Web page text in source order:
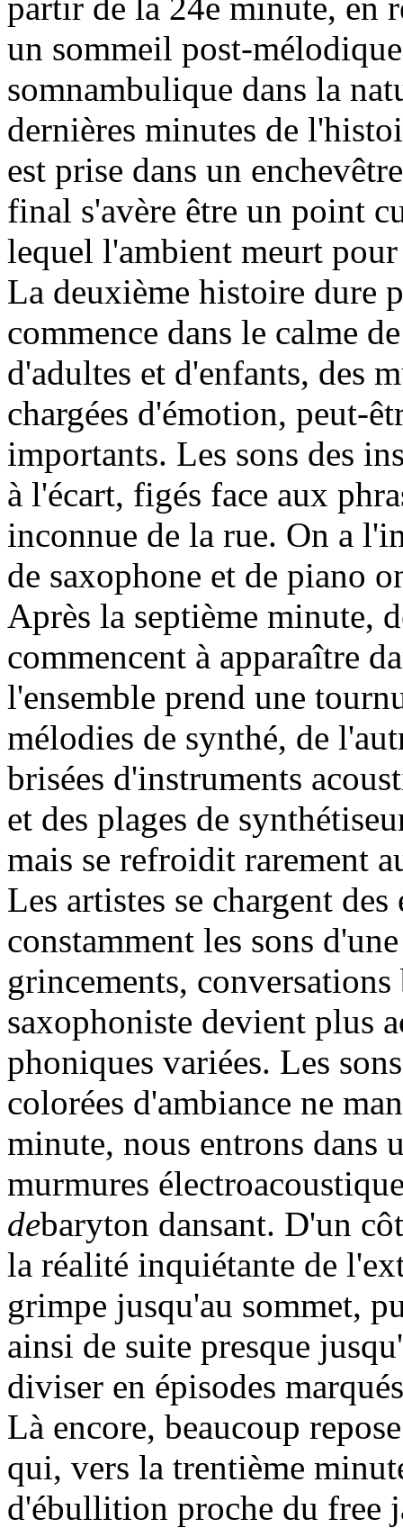
un sommeil post-
somnambulique dans la
dernières minutes de
est prise dans un
final s'avère être un point
lequel l'ambient meurt
La deuxième histoire dure
commence dans le calme
d'adultes et d'enfants, des
chargées d'émotion, peut-
importants. Les sons des
à l'écart, figés face aux
inconnue de la rue. On a
de saxophone et de piano
Après la septième minute,
commencent à apparaître
l'ensemble prend une
mélodies de synthé, de
brisées d'instruments
et des plages de
mais se refroidit rarement
Les artistes se chargent
constamment les sons
grincements,
saxophoniste devient plus
phoniques variées. Les
colorées d'ambiance ne
minute, nous entrons dans
murmures
debaryton dansant. D'un
la réalité inquiétante de
grimpe jusqu'au sommet,
ainsi de suite presque
diviser en épisodes
Là encore, beaucoup
qui, vers la trentième
d'ébullition proche du free